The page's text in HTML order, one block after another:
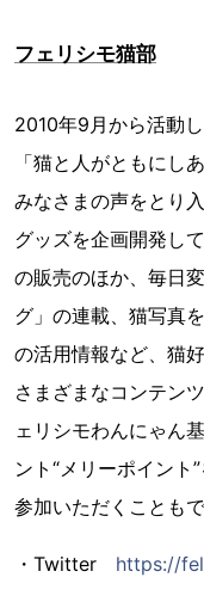
フェリシモ猫部
2010年9月から活動
「猫と人がともにし
みなさまの声をとり
グッズを企画開発し
の販売のほか、毎日
グ」の連載、猫写真
の活用情報など、猫
さまざまなコンテン
ェリシモわんにゃん
ント“メリーポイント
参加いただくこともで
・Twitter https://